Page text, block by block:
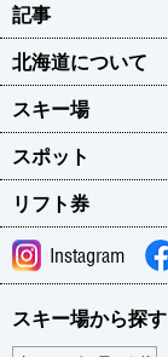
記事
北海道について
スキー場
スポット
リフト券
Instagram
スキー場から探す